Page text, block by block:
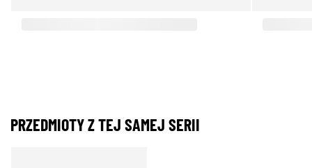
PRZEDMIOTY Z TEJ SAMEJ SERII